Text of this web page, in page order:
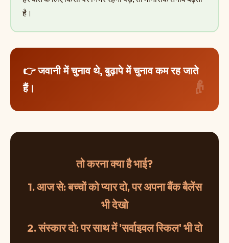
है।
👉 जवानी में चुनाव थे, बुढ़ापे में चुनाव कम रह जाते
हैं।
तो करना क्या है भाई?
1. आज से: बच्चों को प्यार दो, पर अपना बैंक बैलेंस
भी देखो
2. संस्कार दो: पर साथ में 'सर्वाइवल स्किल' भी दो